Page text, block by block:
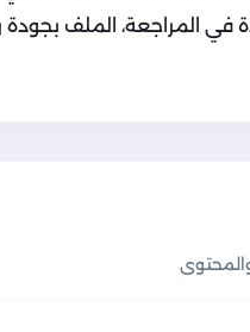
في المراجعة، الملف بجودة